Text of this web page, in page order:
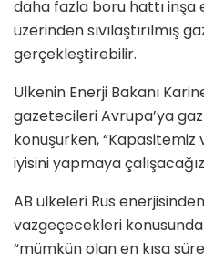
daha fazla boru hattı inşa
üzerinden sıvılaştırılmış
gerçekleştirebilir.
Ülkenin Enerji Bakanı
gazetecileri Avrupa’ya
konuşurken,
iyisini yapmaya
AB ülkeleri Rus
vazgeçecekleri
“mümkün olan en kısa